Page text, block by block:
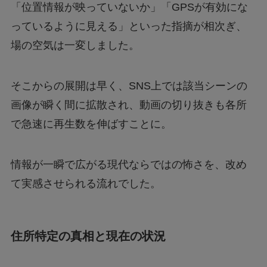
「位置情報が映っていないか」「GPSが有効にな
っているように見える」といった指摘が相次ぎ、
場の空気は一変しました。
そこからの展開は早く、SNS上では該当シーンの
画像が瞬く間に拡散され、動画の切り抜きも各所
で急速に再生数を伸ばすことに。
情報が一瞬で広がる現代ならではの怖さを、改め
て実感させられる流れでした。
住所特定の真相と現在の状況